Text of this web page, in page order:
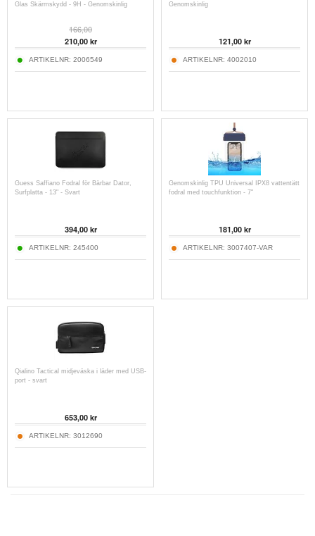
Glas Skärmskydd - 9H - Genomskinlig
166,00
210,00kr
ARTIKELNR: 2006549
Genomskinlig
121,00kr
ARTIKELNR: 4002010
Guess Saffiano Fodral för Bärbar Dator,
Surfplatta - 13" - Svart
394,00kr
ARTIKELNR: 245400
Genomskinlig TPU Universal IPX8 vattentätt
fodral med touchfunktion - 7"
181,00kr
ARTIKELNR: 3007407-VAR
Qialino Tactical midjeväska i läder med USB-
port - svart
653,00kr
ARTIKELNR: 3012690